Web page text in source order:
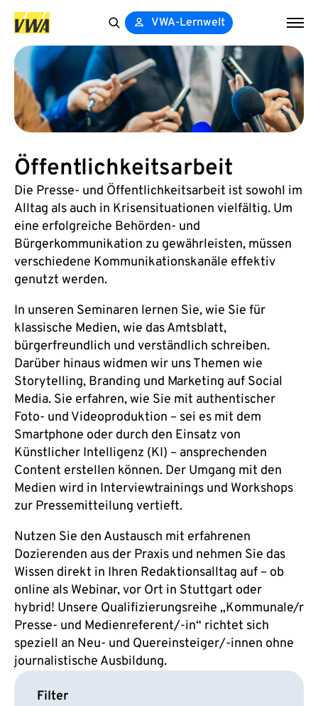
for:
VWA-Lernwelt
Öffentlichkeitsarbeit
Die Presse- und Öffentlichkeitsarbeit ist sowohl im
Alltag als auch in Krisensituationen vielfältig. Um
eine erfolgreiche Behörden- und
Bürgerkommunikation zu gewährleisten, müssen
verschiedene Kommunikationskanäle effektiv
genutzt werden.
In unseren Seminaren lernen Sie, wie Sie für
klassische Medien, wie das Amtsblatt,
bürgerfreundlich und verständlich schreiben.
Darüber hinaus widmen wir uns Themen wie
Storytelling, Branding und Marketing auf Social
Media. Sie erfahren, wie Sie mit authentischer
Foto- und Videoproduktion – sei es mit dem
Smartphone oder durch den Einsatz von
Künstlicher Intelligenz (KI) – ansprechenden
Content erstellen können. Der Umgang mit den
Medien wird in Interviewtrainings und Workshops
zur Pressemitteilung vertieft.
Nutzen Sie den Austausch mit erfahrenen
Dozierenden aus der Praxis und nehmen Sie das
Wissen direkt in Ihren Redaktionsalltag auf – ob
online als Webinar, vor Ort in Stuttgart oder
hybrid! Unsere Qualifizierungsreihe „Kommunale/r
Presse- und Medienreferent/-in“ richtet sich
speziell an Neu- und Quereinsteiger/-innen ohne
journalistische Ausbildung.
Filter